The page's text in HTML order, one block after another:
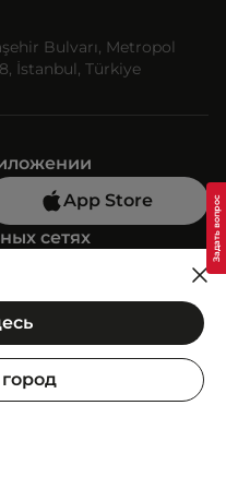
Bulvarı, Metropol
İstanbul, Türkiye
App Store
сетях
нам
55-33
бот